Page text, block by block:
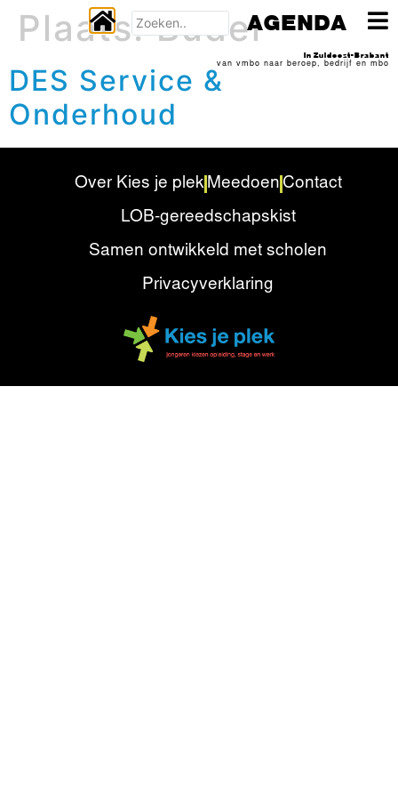
Plaats:Budel
DES Service &
Onderhoud
Over Kies je plek Meedoen Contact
LOB-gereedschapskist
Samen ontwikkeld met scholen
Privacyverklaring
AGENDA
In Zuidoost-Brabant
van vmbo naar beroep, bedrijf en mbo